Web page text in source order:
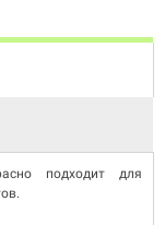
подходит для